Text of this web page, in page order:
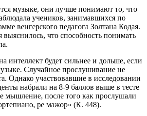
музыке, они лучше понимают то, что
учеников, занимавшихся по
венгерского педагога Золтана Кодая.
выяснилось, что способность понимать
интеллект будет сильнее и дольше, если
Случайное прослушивание не
Однако участвовавшие в исследовании
набрали на 8-9 баллов выше в тесте
мышление, после того как прослушали
ре мажор» (К. 448).